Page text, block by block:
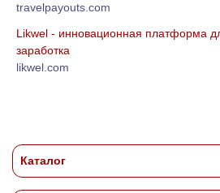
travelpayouts.com
Likwel - инновационная платформа
заработка
likwel.com
Каталог